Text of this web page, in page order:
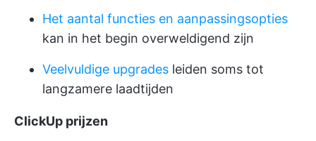
Het aantal functies en aanpassingsopties
kan in het begin overweldigend zijn
Veelvuldige upgrades leiden soms tot
langzamere laadtijden
ClickUp prijzen